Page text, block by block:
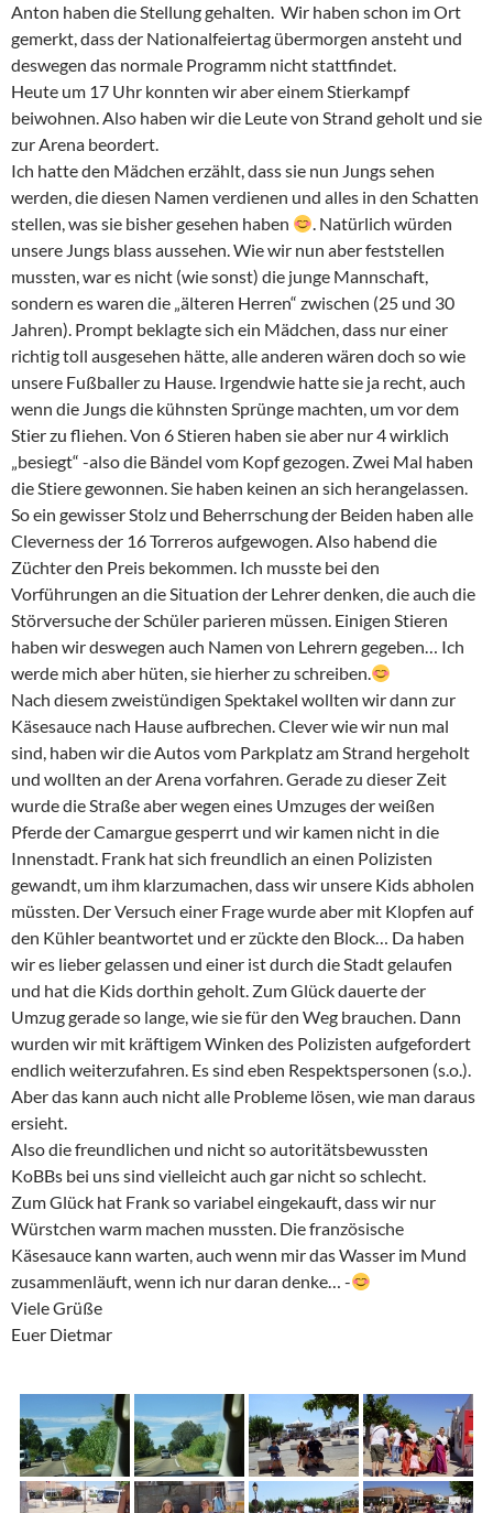
Anton haben die Stellung gehalten. Wir haben schon im Ort
gemerkt, dass der Nationalfeiertag übermorgen ansteht und
deswegen das normale Programm nicht stattfindet.
Heute um 17 Uhr konnten wir aber einem Stierkampf
beiwohnen. Also haben wir die Leute von Strand geholt und sie
zur Arena beordert.
Ich hatte den Mädchen erzählt, dass sie nun Jungs sehen
werden, die diesen Namen verdienen und alles in den Schatten
stellen, was sie bisher gesehen haben
. Natürlich würden
unsere Jungs blass aussehen. Wie wir nun aber feststellen
mussten, war es nicht (wie sonst) die junge Mannschaft,
sondern es waren die „älteren Herren“ zwischen (25 und 30
Jahren). Prompt beklagte sich ein Mädchen, dass nur einer
richtig toll ausgesehen hätte, alle anderen wären doch so wie
unsere Fußballer zu Hause. Irgendwie hatte sie ja recht, auch
wenn die Jungs die kühnsten Sprünge machten, um vor dem
Stier zu fliehen. Von 6 Stieren haben sie aber nur 4 wirklich
„besiegt“ -also die Bändel vom Kopf gezogen. Zwei Mal haben
die Stiere gewonnen. Sie haben keinen an sich herangelassen.
So ein gewisser Stolz und Beherrschung der Beiden haben alle
Cleverness der 16 Torreros aufgewogen. Also habend die
Züchter den Preis bekommen. Ich musste bei den
Vorführungen an die Situation der Lehrer denken, die auch die
Störversuche der Schüler parieren müssen. Einigen Stieren
haben wir deswegen auch Namen von Lehrern gegeben… Ich
werde mich aber hüten, sie hierher zu schreiben.
Nach diesem zweistündigen Spektakel wollten wir dann zur
Käsesauce nach Hause aufbrechen. Clever wie wir nun mal
sind, haben wir die Autos vom Parkplatz am Strand hergeholt
und wollten an der Arena vorfahren. Gerade zu dieser Zeit
wurde die Straße aber wegen eines Umzuges der weißen
Pferde der Camargue gesperrt und wir kamen nicht in die
Innenstadt. Frank hat sich freundlich an einen Polizisten
gewandt, um ihm klarzumachen, dass wir unsere Kids abholen
müssten. Der Versuch einer Frage wurde aber mit Klopfen auf
den Kühler beantwortet und er zückte den Block… Da haben
wir es lieber gelassen und einer ist durch die Stadt gelaufen
und hat die Kids dorthin geholt. Zum Glück dauerte der
Umzug gerade so lange, wie sie für den Weg brauchen. Dann
wurden wir mit kräftigem Winken des Polizisten aufgefordert
endlich weiterzufahren. Es sind eben Respektspersonen (s.o.).
Aber das kann auch nicht alle Probleme lösen, wie man daraus
ersieht.
Also die freundlichen und nicht so autoritätsbewussten
KoBBs bei uns sind vielleicht auch gar nicht so schlecht.
Zum Glück hat Frank so variabel eingekauft, dass wir nur
Würstchen warm machen mussten. Die französische
Käsesauce kann warten, auch wenn mir das Wasser im Mund
zusammenläuft, wenn ich nur daran denke… -
Viele Grüße
Euer Dietmar